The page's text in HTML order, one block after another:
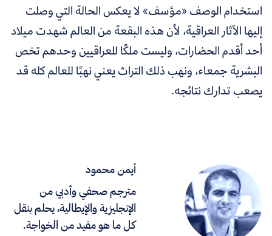
أيمن محمود
مترجم صحفي وأدبي من
الإنجليزية والإيطالية، يحلم بنقل
كل ما هو مفيد من الخواجة.
استخدام الوصف «مؤسف» لا يعكس الحالة التي وصلت
إليها الآثار العراقية، لأن هذه البقعة من العالم شهدت ميلاد
أحد أقدم الحضارات، وليست ملكًا للعراقيين وحدهم تخص
البشرية جمعاء، ونهب ذلك التراث يعني نهبًا للعالم كله قد
يصعب تدارك نتائجه.